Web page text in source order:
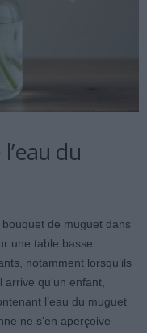
du
de muguet dans
une table basse.
notamment lorsqu’ils
qu’un enfant,
l’eau du muguet
ne s’en aperçoive